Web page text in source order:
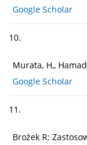
Google Scholar
10.
Murata, H,,
Google Scholar
11.
Brożek R: